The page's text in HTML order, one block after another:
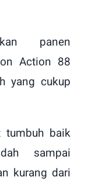
panen
Action 88
yang cukup
baik
sampai
kurang dari